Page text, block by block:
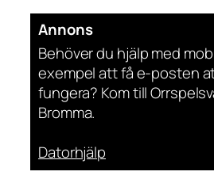
Annons
Behöver du hjälp med
exempel att få e-posten
fungera? Kom till
Bromma.
Datorhjälp